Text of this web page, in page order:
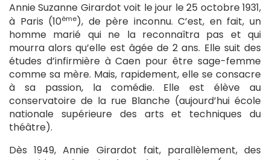
Annie Suzanne Girardot voit le jour le 25 octobre 1931,
à Paris (10ème), de père inconnu. C’est, en fait, un
homme marié qui ne la reconnaîtra pas et qui
mourra alors qu’elle est âgée de 2 ans. Elle suit des
études d’infirmière à Caen pour être sage-femme
comme sa mère. Mais, rapidement, elle se consacre
à sa passion, la comédie. Elle est élève au
conservatoire de la rue Blanche (aujourd’hui école
nationale supérieure des arts et techniques du
théâtre).
Dès 1949, Annie Girardot fait, parallèlement, des